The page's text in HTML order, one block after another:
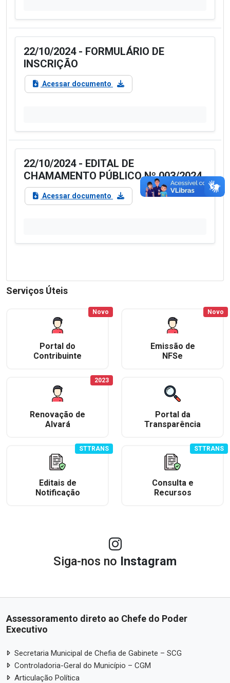
22/10/2024 - FORMULÁRIO DE
INSCRIÇÃO
Acessar documento
22/10/2024 - EDITAL DE
CHAMAMENTO PÚBLICO Nº 003/2024
Acessar documento
Serviços Úteis
Portal do
Contribuinte
Novo
Emissão de
NFSe
Novo
Renovação de
Alvará
2023
Portal da
Transparência
Editais de
Notificação
STTRANS
Consulta e
Recursos
STTRANS
Siga-nos no Instagram
Assessoramento direto ao Chefe do Poder
Executivo
Secretaria Municipal de Chefia de Gabinete – SCG
Controladoria-Geral do Município – CGM
Articulação Política